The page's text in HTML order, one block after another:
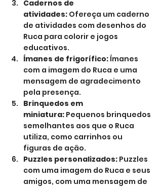
Cadernos de
atividades: Ofereça um caderno
de atividades com desenhos do
Ruca para colorir e jogos
educativos.
Ímanes de frigorífico: Ímanes
com a imagem do Ruca e uma
mensagem de agradecimento
pela presença.
Brinquedos em
miniatura: Pequenos brinquedos
semelhantes aos que o Ruca
utiliza, como carrinhos ou
figuras de ação.
Puzzles personalizados: Puzzles
com uma imagem do Ruca e seus
amigos, com uma mensagem de